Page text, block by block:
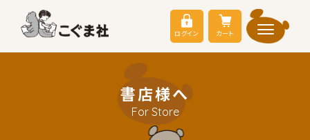
ログイン カート
書店様へ
For Store